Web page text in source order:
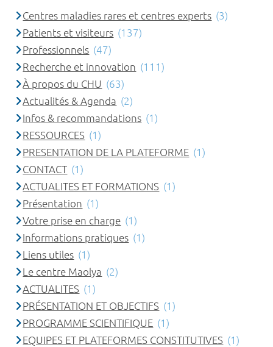
Centres maladies rares et centres experts (3)
Patients et visiteurs (137)
Professionnels (47)
Recherche et innovation (111)
À propos du CHU (63)
Actualités & Agenda (2)
Infos & recommandations (1)
RESSOURCES (1)
PRESENTATION DE LA PLATEFORME (1)
CONTACT (1)
ACTUALITES ET FORMATIONS (1)
Présentation (1)
Votre prise en charge (1)
Informations pratiques (1)
Liens utiles (1)
Le centre Maolya (2)
ACTUALITES (1)
PRÉSENTATION ET OBJECTIFS (1)
PROGRAMME SCIENTIFIQUE (1)
EQUIPES ET PLATEFORMES CONSTITUTIVES (1)